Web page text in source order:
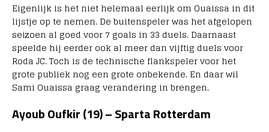
Eigenlijk is het niet helemaal eerlijk om Ouaissa in dit
lijstje op te nemen. De buitenspeler was het afgelopen
seizoen al goed voor 7 goals in 33 duels. Daarnaast
speelde hij eerder ook al meer dan vijftig duels voor
Roda JC. Toch is de technische flankspeler voor het
grote publiek nog een grote onbekende. En daar wil
Sami Ouaissa graag verandering in brengen.
Ayoub Oufkir (19) – Sparta Rotterdam